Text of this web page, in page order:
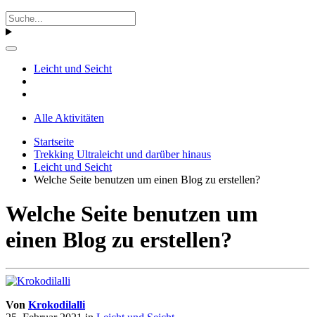
Leicht und Seicht
Alle Aktivitäten
Startseite
Trekking Ultraleicht und darüber hinaus
Leicht und Seicht
Welche Seite benutzen um einen Blog zu erstellen?
Welche Seite benutzen um
einen Blog zu erstellen?
Von Krokodilalli